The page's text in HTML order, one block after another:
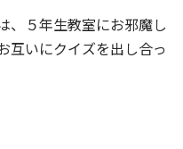
、５年生教室にお邪魔し
互いにクイズを出し合っ